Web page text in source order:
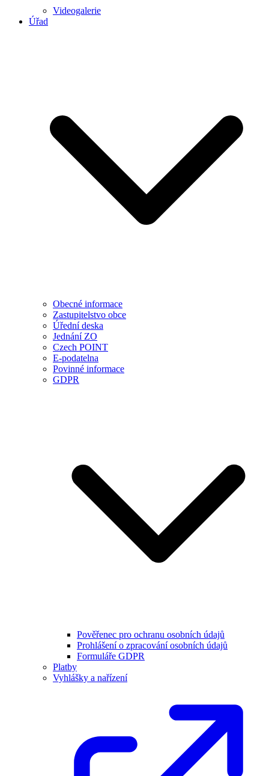
Videogalerie
Úřad
Obecné informace
Zastupitelstvo obce
Úřední deska
Jednání ZO
Czech POINT
E-podatelna
Povinné informace
GDPR
Pověřenec pro ochranu osobních údajů
Prohlášení o zpracování osobních údajů
Formuláře GDPR
Platby
Vyhlášky a nařízení